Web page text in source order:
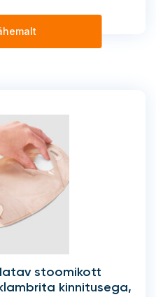
stoomikott
kinnitusega,